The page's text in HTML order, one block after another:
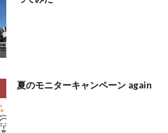
夏のモニターキャンペーン again